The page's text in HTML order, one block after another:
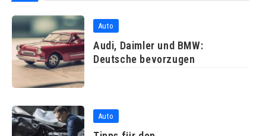
Auto
Audi, Daimler und BMW:
Deutsche bevorzugen
Auto